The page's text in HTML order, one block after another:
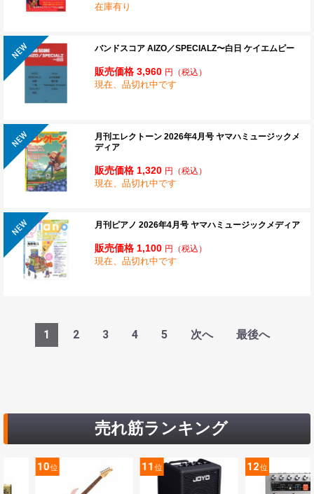
在庫有り
バンドスコア AIZO／SPECIALZ〜白日 ケイエムピー
販売価格 3,960 円 （税込）
現在、品切れ中です
月刊エレクトーン 2026年4月号 ヤマハミュージックメ
ディア
販売価格 1,320 円 （税込）
現在、品切れ中です
月刊ピアノ 2026年4月号 ヤマハミュージックメディア
販売価格 1,100 円 （税込）
現在、品切れ中です
1 2 3 4 5 次へ 最後へ
売れ筋ランキング
11位 12位 13位